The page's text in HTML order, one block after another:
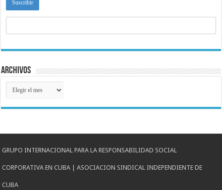
Archivos
Archivos
GRUPO INTERNACIONAL PARA LA RESPONSABILIDAD SOCIAL
CORPORATIVA EN CUBA | ASOCIACION SINDICAL INDEPENDIENTE DE
CUBA